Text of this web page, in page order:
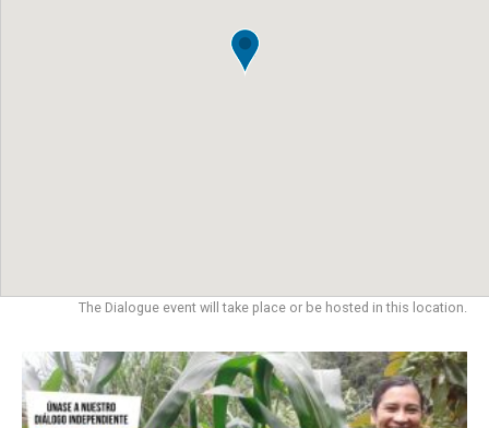
The Dialogue event will take place or be hosted in this location.